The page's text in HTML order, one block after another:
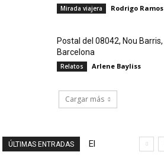
Mirada viajera Rodrigo Ramos
Postal del 08042, Nou Barris,
Barcelona
Relatos Arlene Bayliss
Cargar más
ÚLTIMAS ENTRADAS
El